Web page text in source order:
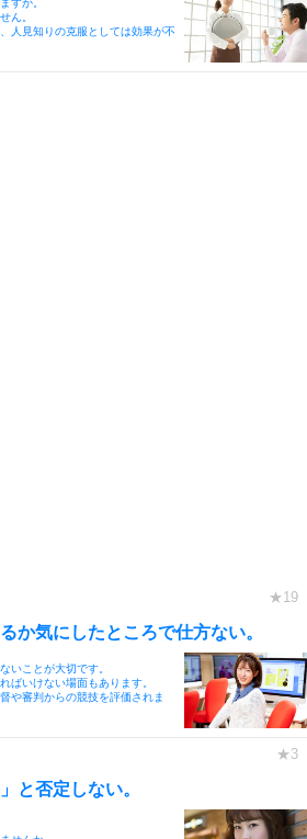
すか。
ん。
人見知りの克服としては効果が不
か気にしたところで仕方ない。
いことが大切です。
ばいけない場面もあります。
や審判からの競技を評価されま
と否定しない。